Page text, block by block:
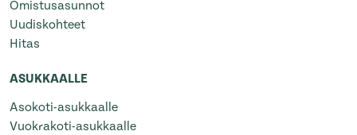
Omistusasunnot
Uudiskohteet
Hitas
ASUKKAALLE
Asokoti-asukkaalle
Vuokrakoti-asukkaalle